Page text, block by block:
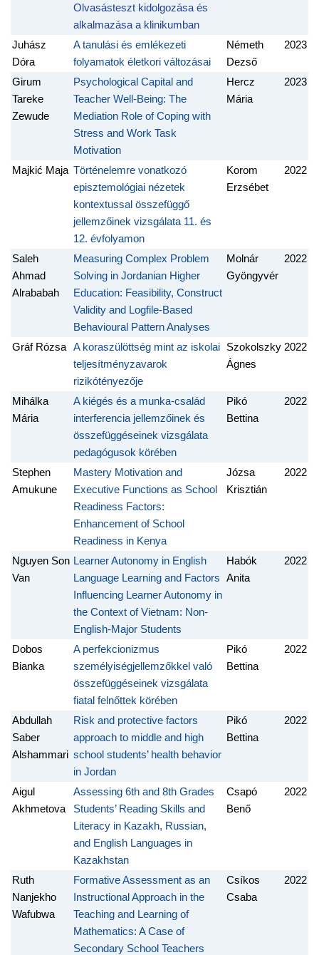
Olvasásteszt kidolgozása és
alkalmazása a klinikumban
Juhász
Dóra
A tanulási és emlékezeti
folyamatok életkori változásai
Németh
Dezső
2023
Girum
Tareke
Zewude
Psychological Capital and
Teacher Well-Being: The
Mediation Role of Coping with
Stress and Work Task
Motivation
Hercz
Mária
2023
Majkić Maja Történelemre vonatkozó
episztemológiai nézetek
kontextussal összefüggő
jellemzőinek vizsgálata 11. és
12. évfolyamon
Korom
Erzsébet
2022
Saleh
Ahmad
Alrababah
Measuring Complex Problem
Solving in Jordanian Higher
Education: Feasibility, Construct
Validity and Logfile-Based
Behavioural Pattern Analyses
Molnár
Gyöngyvér
2022
Gráf Rózsa A koraszülöttség mint az iskolai
teljesítményzavarok
rizikótényezője
Szokolszky
Ágnes
2022
Mihálka
Mária
A kiégés és a munka-család
interferencia jellemzőinek és
összefüggéseinek vizsgálata
pedagógusok körében
Pikó
Bettina
2022
Stephen
Amukune
Mastery Motivation and
Executive Functions as School
Readiness Factors:
Enhancement of School
Readiness in Kenya
Józsa
Krisztián
2022
Nguyen Son
Van
Learner Autonomy in English
Language Learning and Factors
Influencing Learner Autonomy in
the Context of Vietnam: Non-
English-Major Students
Habók
Anita
2022
Dobos
Bianka
A perfekcionizmus
személyiségjellemzőkkel való
összefüggéseinek vizsgálata
fiatal felnőttek körében
Pikó
Bettina
2022
Abdullah
Saber
Alshammari
Risk and protective factors
approach to middle and high
school students’ health behavior
in Jordan
Pikó
Bettina
2022
Aigul
Akhmetova
Assessing 6th and 8th Grades
Students’ Reading Skills and
Literacy in Kazakh, Russian,
and English Languages in
Kazakhstan
Csapó
Benő
2022
Ruth
Nanjekho
Wafubwa
Formative Assessment as an
Instructional Approach in the
Teaching and Learning of
Mathematics: A Case of
Secondary School Teachers
Csíkos
Csaba
2022